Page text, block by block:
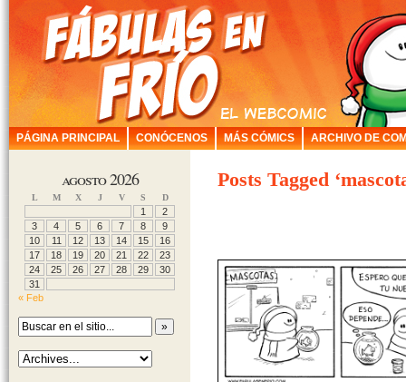
PÁGINA PRINCIPAL CONÓCENOS MÁS CÓMICS ARCHIVO DE
agosto 2026
L M X J V S D
1
2
3
4 5 6 7 8
9
10
11 12 13 14 15
16
17
18 19 20 21 22
23
24
25 26 27 28 29
30
31
« Feb
Posts Tagged